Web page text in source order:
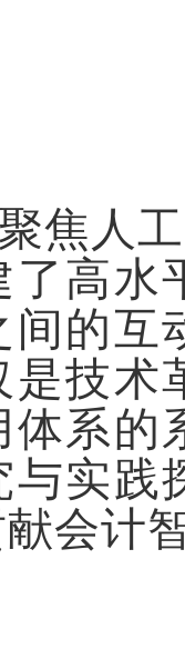
焦人
了高水
间的互
是技术
体系的
与实践
会计